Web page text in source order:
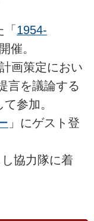
1954-
催。
画策定におい
言を議論する
参加。
」にゲスト登
協力隊に着